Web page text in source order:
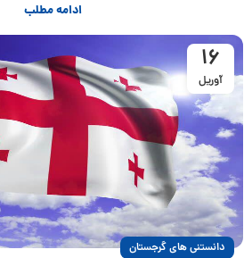
ادامه مطلب
16
آوریل
دانستنی های گرجستان